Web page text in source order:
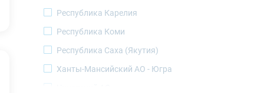
Республика Карелия
Республика Коми
Республика Саха (Якутия)
Ханты-Мансийский АО - Югра